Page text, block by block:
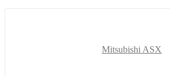
Mitsubishi ASX